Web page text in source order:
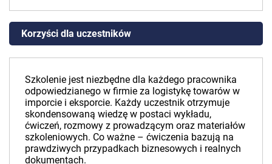
Korzyści dla uczestników
Szkolenie jest niezbędne dla każdego pracownika
odpowiedzianego w firmie za logistykę towarów w
imporcie i eksporcie. Każdy uczestnik otrzymuje
skondensowaną wiedzę w postaci wykładu,
ćwiczeń, rozmowy z prowadzącym oraz materiałów
szkoleniowych. Co ważne – ćwiczenia bazują na
prawdziwych przypadkach biznesowych i realnych
dokumentach.